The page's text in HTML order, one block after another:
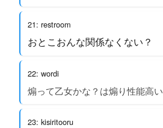
21: restroom
おとこおんな関係なくない？
22: wordi
煽って乙女かな？は煽り性能高い
23: kisiritooru